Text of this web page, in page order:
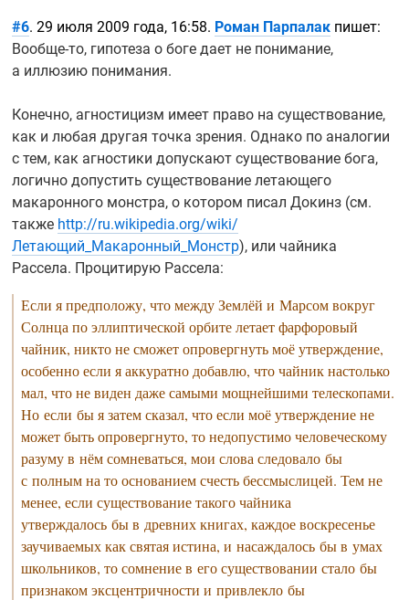
#6. 29 июля 2009 года, 16:58. Роман Парпалак пишет:
Вообще-то, гипотеза о боге дает не понимание,
а иллюзию понимания.
Конечно, агностицизм имеет право на существование,
как и любая другая точка зрения. Однако по аналогии
с тем, как агностики допускают существование бога,
логично допустить существование летающего
макаронного монстра, о котором писал Докинз (см.
также http://ru.wikipedia.org/wiki/
Летающий_Макаронный_Монстр), или чайника
Рассела. Процитирую Рассела:
Если я предположу, что между Землёй и Марсом вокруг
Солнца по эллиптической орбите летает фарфоровый
чайник, никто не сможет опровергнуть моё утверждение,
особенно если я аккуратно добавлю, что чайник настолько
мал, что не виден даже самыми мощнейшими телескопами.
Но если бы я затем сказал, что если моё утверждение не
может быть опровергнуто, то недопустимо человеческому
разуму в нём сомневаться, мои слова следовало бы
с полным на то основанием счесть бессмыслицей. Тем не
менее, если существование такого чайника
утверждалось бы в древних книгах, каждое воскресенье
заучиваемых как святая истина, и насаждалось бы в умах
школьников, то сомнение в его существовании стало бы
признаком эксцентричности и привлекло бы